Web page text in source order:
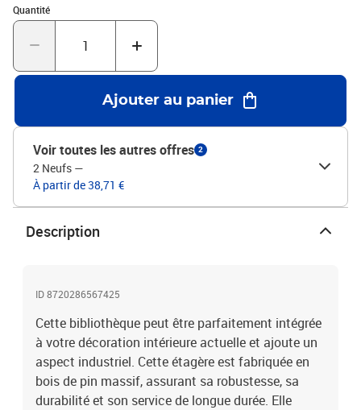
Documents:Vous trouverez ici plus de détails sur la façon
d'empêcher vos meubles de basculer
Quantité
Quantité : 1
Ajouter au panier
Voir toutes les autres offres 2
2 Neufs —
À partir de 38,71 €
Description
ID 8720286567425
Cette bibliothèque peut être parfaitement intégrée
à votre décoration intérieure actuelle et ajoute un
aspect industriel. Cette étagère est fabriquée en
bois de pin massif, assurant sa robustesse, sa
durabilité et son service de longue durée. Elle